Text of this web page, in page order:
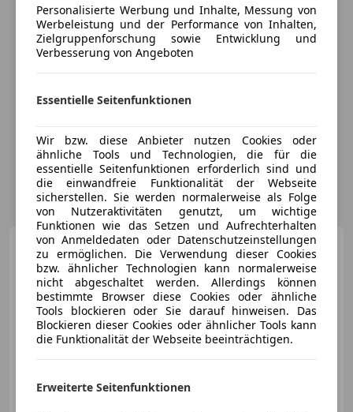
Nissan Micra1,5 acenta
plus dCi - Klima
€ 1 680
Personalisierte Werbung und Inhalte, Messung von
Werbeleistung und der Performance von Inhalten,
Zielgruppenforschung sowie Entwicklung und
Verbesserung von Angeboten
Essentielle Seitenfunktionen
Wir bzw. diese Anbieter nutzen Cookies oder
ähnliche Tools und Technologien, die für die
essentielle Seitenfunktionen erforderlich sind und
die einwandfreie Funktionalität der Webseite
sicherstellen. Sie werden normalerweise als Folge
von Nutzeraktivitäten genutzt, um wichtige
Funktionen wie das Setzen und Aufrechterhalten
von Anmeldedaten oder Datenschutzeinstellungen
zu ermöglichen. Die Verwendung dieser Cookies
bzw. ähnlicher Technologien kann normalerweise
nicht abgeschaltet werden. Allerdings können
bestimmte Browser diese Cookies oder ähnliche
Tools blockieren oder Sie darauf hinweisen. Das
Blockieren dieser Cookies oder ähnlicher Tools kann
die Funktionalität der Webseite beeinträchtigen.
Erweiterte Seitenfunktionen